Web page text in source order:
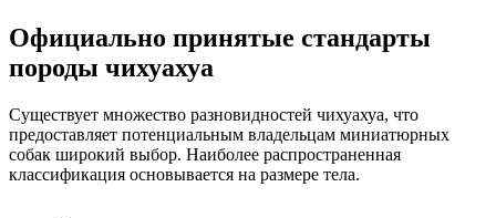
Официально принятые стандарты
породы чихуахуа
Существует множество разновидностей чихуахуа, что
предоставляет потенциальным владельцам миниатюрных
собак широкий выбор. Наиболее распространенная
классификация основывается на размере тела.